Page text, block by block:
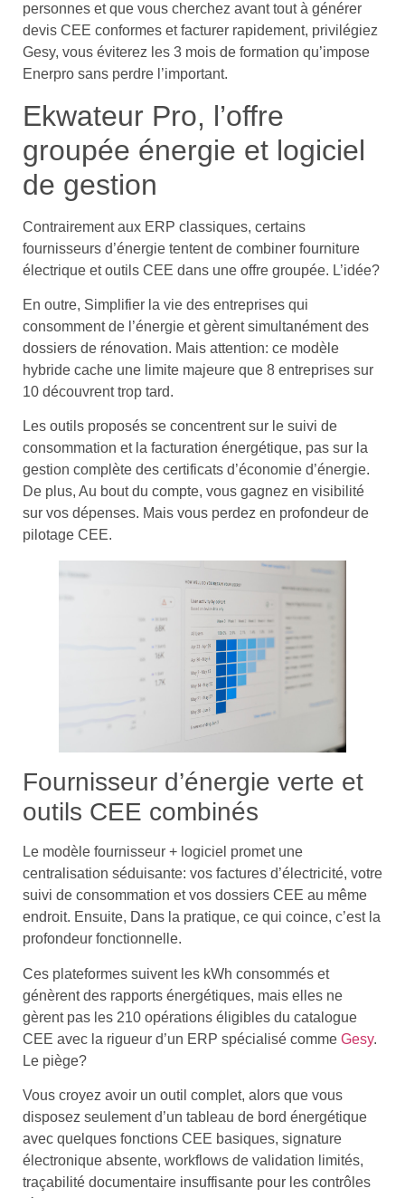
personnes et que vous cherchez avant tout à générer
devis CEE conformes et facturer rapidement, privilégiez
Gesy, vous éviterez les 3 mois de formation qu’impose
Enerpro sans perdre l’important.
Ekwateur Pro, l’offre
groupée énergie et logiciel
de gestion
Contrairement aux ERP classiques, certains
fournisseurs d’énergie tentent de combiner fourniture
électrique et outils CEE dans une offre groupée. L’idée?
En outre, Simplifier la vie des entreprises qui
consomment de l’énergie et gèrent simultanément des
dossiers de rénovation. Mais attention: ce modèle
hybride cache une limite majeure que 8 entreprises sur
10 découvrent trop tard.
Les outils proposés se concentrent sur le suivi de
consommation et la facturation énergétique, pas sur la
gestion complète des certificats d’économie d’énergie.
De plus, Au bout du compte, vous gagnez en visibilité
sur vos dépenses. Mais vous perdez en profondeur de
pilotage CEE.
Fournisseur d’énergie verte et
outils CEE combinés
Le modèle fournisseur + logiciel promet une
centralisation séduisante: vos factures d’électricité, votre
suivi de consommation et vos dossiers CEE au même
endroit. Ensuite, Dans la pratique, ce qui coince, c’est la
profondeur fonctionnelle.
Ces plateformes suivent les kWh consommés et
génèrent des rapports énergétiques, mais elles ne
gèrent pas les 210 opérations éligibles du catalogue
CEE avec la rigueur d’un ERP spécialisé comme Gesy.
Le piège?
Vous croyez avoir un outil complet, alors que vous
disposez seulement d’un tableau de bord énergétique
avec quelques fonctions CEE basiques, signature
électronique absente, workflows de validation limités,
traçabilité documentaire insuffisante pour les contrôles